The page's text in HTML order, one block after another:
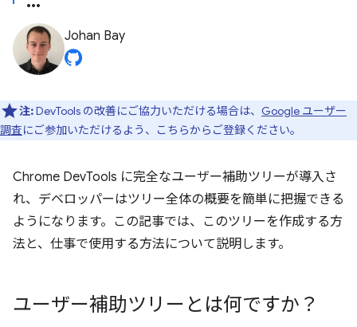
Johan Bay
注:DevTools の改善にご協力いただける場合は、 Google ユーザー
調査にご参加いただけるよう、こちらからご登録ください。
Chrome DevTools に完全なユーザー補助ツリーが導入さ
れ、デベロッパーはツリー全体の概要を簡単に把握できる
ようになります。この記事では、このツリーを作成する方
法と、仕事で使用する方法について説明します。
ユーザー補助ツリーとは何ですか？